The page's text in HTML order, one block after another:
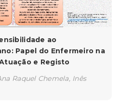
ao
Papel do Enfermeiro na
e Registo
Raquel Chemela, Inês